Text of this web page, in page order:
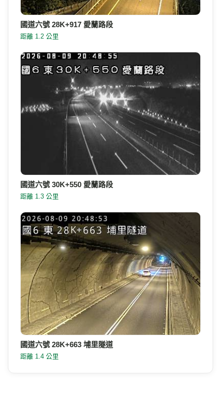
國道六號 28K+917 愛蘭路段
距離 1.2 公里
國道六號 30K+550 愛蘭路段
距離 1.3 公里
國道六號 28K+663 埔里隧道
距離 1.4 公里